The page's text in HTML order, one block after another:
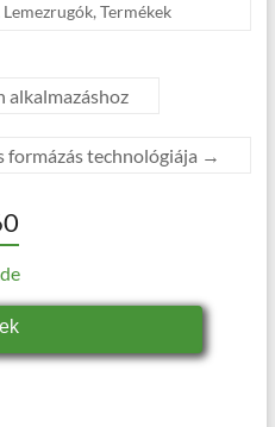
Lemezrugók, Termékek
alkalmazáshoz
formázás technológiája →